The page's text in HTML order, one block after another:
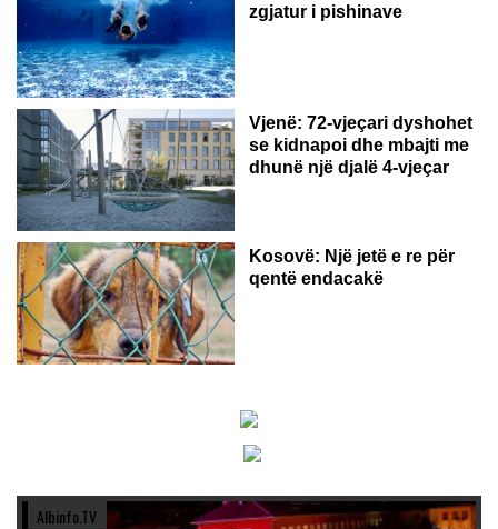
zgjatur i pishinave
Vjenë: 72-vjeçari dyshohet
se kidnapoi dhe mbajti me
dhunë një djalë 4-vjeçar
Kosovë: Një jetë e re për
qentë endacakë
Albinfo.TV